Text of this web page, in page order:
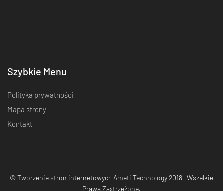
Szybkie Menu
Polityka prywatności
Mapa strony
Kontakt
©Tworzenie stron internetowych Ameti Technology 2018 Wszelkie
Prawa Zastrzeżone.